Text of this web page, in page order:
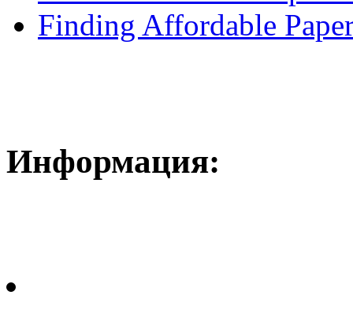
Finding Affordable
Информация: